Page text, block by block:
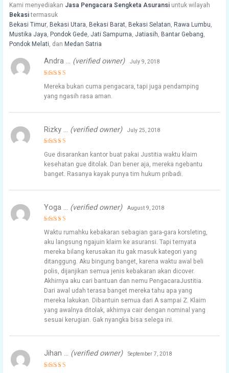
Kami menyediakan Jasa Pengacara Sengketa Asuransi untuk wilayah
Bekasitermasuk
Bekasi Timur,Bekasi Utara,Bekasi Barat,Bekasi Selatan,Rawa Lumbu,
Mustika Jaya,Pondok Gede, Jati Sampurna, Jatiasih,Bantar Gebang,
Pondok Melati, danMedan Satria
Rated
4
out of 5
Andra … (verified owner) July 9, 2018
Mereka bukan cuma pengacara, tapi juga pendamping
yang ngasih rasa aman.
Rated
out of 5
Rizky … (verified owner) July 25, 2018
Gue disarankan kantor buat pakai Justitia waktu klaim
kesehatan gue ditolak. Dan bener aja, mereka ngebantu
banget. Rasanya kayak punya tim hukum pribadi.
Rated
out of 5
Yoga … (verified owner) August 9, 2018
Waktu rumahku kebakaran sebagian gara-gara korsleting,
aku langsung ngajuin klaim ke asuransi. Tapi ternyata
mereka bilang kerusakan itu gak masuk kategori yang
ditanggung. Aku bingung banget, karena waktu awal beli
polis, dijanjikan semua jenis kebakaran akan dicover.
Akhirnya aku cari bantuan dan nemu PengacaraJustitia.
Dari awal udah terasa banget mereka tahu apa yang
mereka lakukan. Dibantuin semua dari A sampai Z. Klaim
yang awalnya ditolak, akhirnya cair dengan nominal yang
sesuai kerugian. Gak nyangka bisa selega ini.
Jihan … (verified owner) September 7, 2018